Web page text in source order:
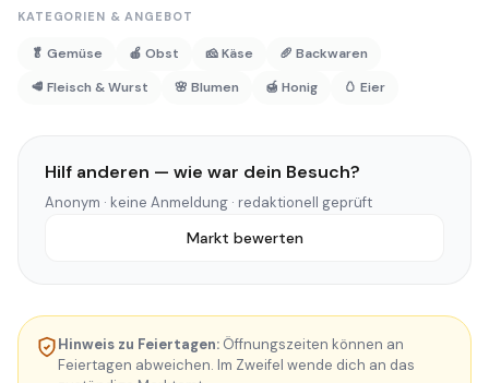
KATEGORIEN & ANGEBOT
🥬 Gemüse 🍎 Obst 🧀 Käse
🥖 Backwaren
🥩 Fleisch & Wurst
🌸 Blumen 🍯 Honig 🥚 Eier
Hilf anderen — wie war dein Besuch?
Anonym · keine Anmeldung · redaktionell geprüft
Markt bewerten
Hinweis zu Feiertagen: Öffnungszeiten können an
Feiertagen abweichen. Im Zweifel wende dich an das